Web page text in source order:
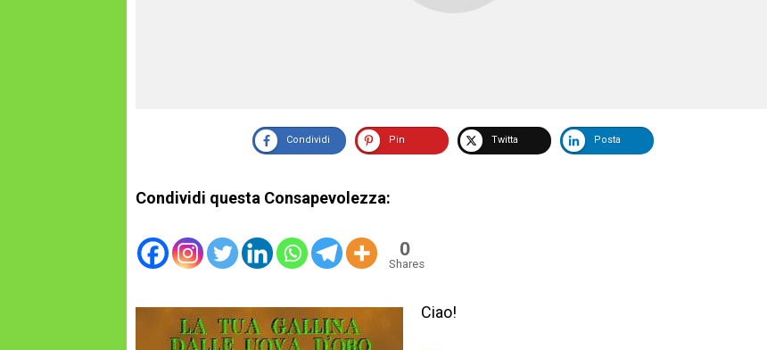
Condividi Pin Twitta Posta
Condividi questa Consapevolezza:
0
Shares
Ciao!